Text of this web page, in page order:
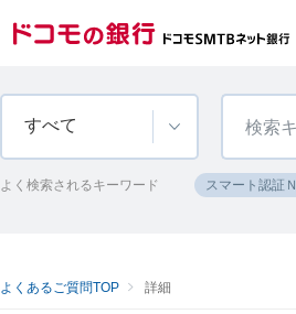
すべて
よく検索されるキーワード スマート認証
よくあるご質問TOP 詳細